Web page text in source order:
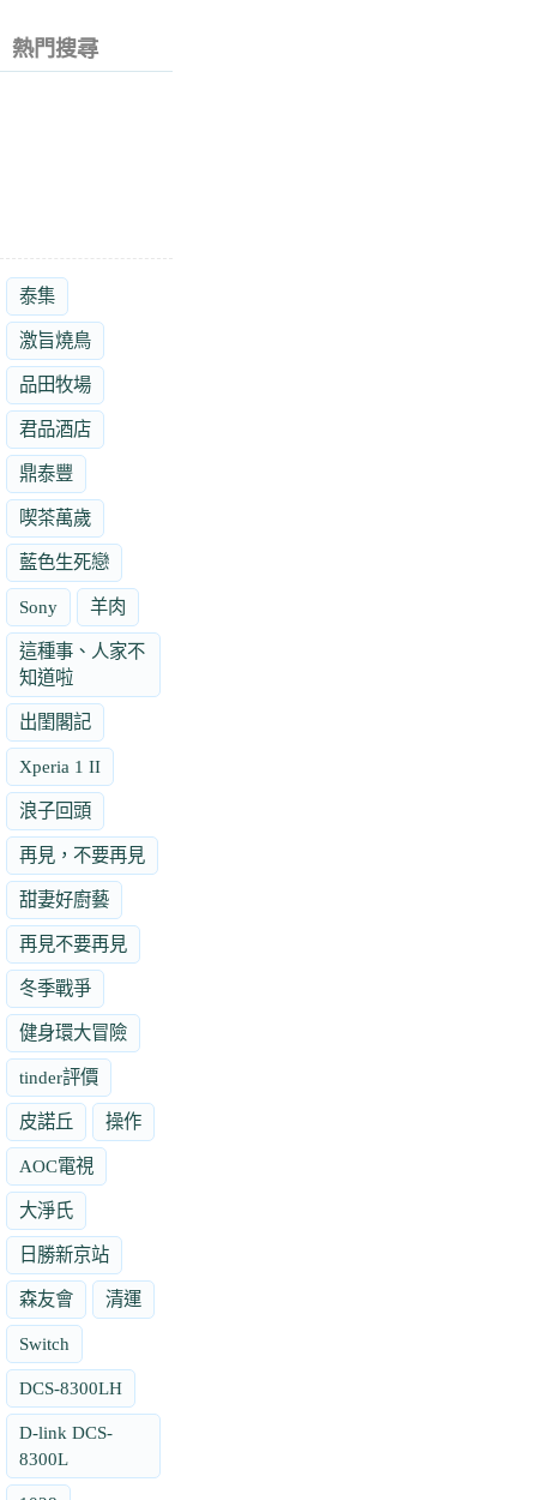
熱門搜尋
泰集
激旨燒鳥
品田牧場
君品酒店
鼎泰豐
喫茶萬歲
藍色生死戀
Sony 羊肉
這種事、人家不
知道啦
出閨閣記
Xperia 1 II
浪子回頭
再見，不要再見
甜妻好廚藝
再見不要再見
冬季戰爭
健身環大冒險
tinder評價
皮諾丘 操作
AOC電視
大淨氏
日勝新京站
森友會 清運
Switch
DCS-8300LH
D-link DCS-
8300L